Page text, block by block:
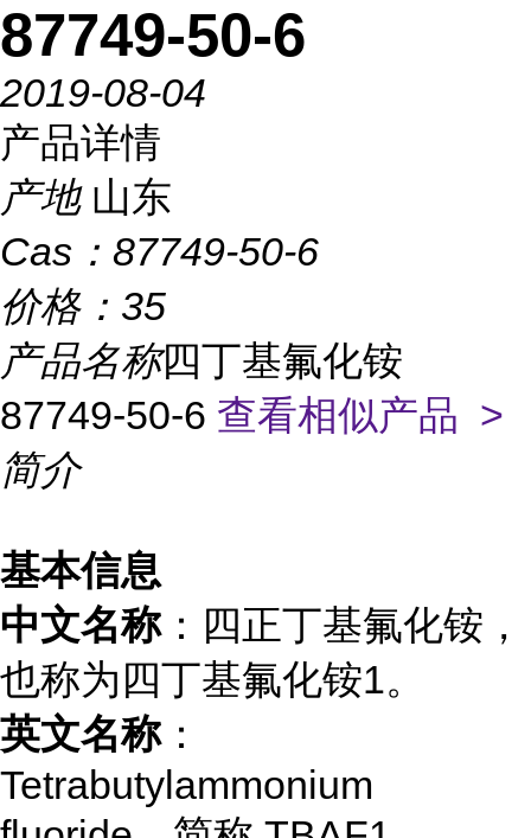
87749-50-6
2019-08-04
产品详情
产地 山东
Cas： 87749-50-6
价格： 35
产品名称四丁基氟化铵
87749-50-6 查看相似产品 >
简介
基本信息
中文名称：四正丁基氟化铵，
也称为四丁基氟化铵1。
英文名称：
Tetrabutylammonium